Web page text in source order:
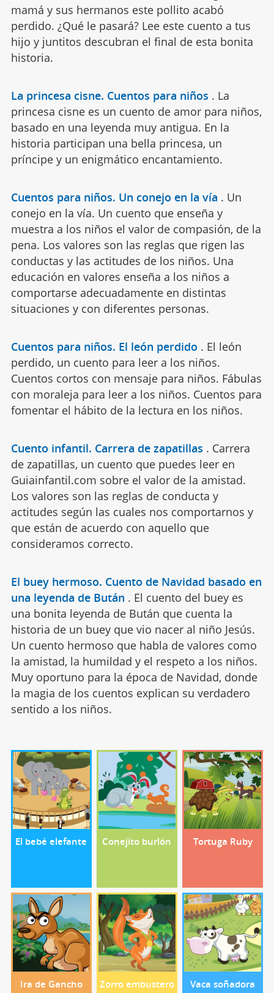
mamá y sus hermanos este pollito acabó
perdido. ¿Qué le pasará? Lee este cuento a tus
hijo y juntitos descubran el final de esta bonita
historia.
La princesa cisne. Cuentos para niños . La
princesa cisne es un cuento de amor para niños,
basado en una leyenda muy antigua. En la
historia participan una bella princesa, un
príncipe y un enigmático encantamiento.
Cuentos para niños. Un conejo en la vía . Un
conejo en la vía. Un cuento que enseña y
muestra a los niños el valor de compasión, de la
pena. Los valores son las reglas que rigen las
conductas y las actitudes de los niños. Una
educación en valores enseña a los niños a
comportarse adecuadamente en distintas
situaciones y con diferentes personas.
Cuentos para niños. El león perdido . El león
perdido, un cuento para leer a los niños.
Cuentos cortos con mensaje para niños. Fábulas
con moraleja para leer a los niños. Cuentos para
fomentar el hábito de la lectura en los niños.
Cuento infantil. Carrera de zapatillas . Carrera
de zapatillas, un cuento que puedes leer en
Guiainfantil.com sobre el valor de la amistad.
Los valores son las reglas de conducta y
actitudes según las cuales nos comportarnos y
que están de acuerdo con aquello que
consideramos correcto.
El buey hermoso. Cuento de Navidad basado en
una leyenda de Bután . El cuento del buey es
una bonita leyenda de Bután que cuenta la
historia de un buey que vio nacer al niño Jesús.
Un cuento hermoso que habla de valores como
la amistad, la humildad y el respeto a los niños.
Muy oportuno para la época de Navidad, donde
la magia de los cuentos explican su verdadero
sentido a los niños.
El bebé elefante Conejito burlón Tortuga Ruby
Ira de Gancho Zorro embustero Vaca soñadora